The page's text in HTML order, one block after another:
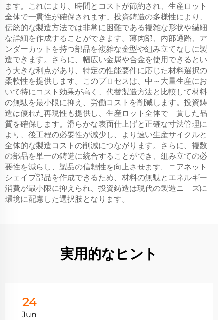
ます。これにより、時間とコストが節約され、生産ロット
全体で一貫性が確保されます。投資鋳造の多様性により、
伝統的な製造方法では非常に困難である複雑な形状や繊細
な詳細を作成することができます。薄肉部、内部通路、ア
ンダーカットを持つ部品を複雑な金型や組み立てなしに製
造できます。さらに、幅広い金属や合金を使用できるとい
う大きな利点があり、特定の性能要件に応じた材料選択の
柔軟性を提供します。このプロセスは、中～大量生産にお
いて特にコスト効果が高く、代替製造方法と比較して材料
の無駄を最小限に抑え、労働コストを削減します。投資鋳
造は優れた再現性も提供し、生産ロット全体で一貫した品
質を確保します。滑らかな表面仕上げと正確な寸法管理に
より、後工程の必要性が減少し、より速い生産サイクルと
全体的な製造コストの削減につながります。さらに、複数
の部品を単一の鋳造に統合することができ、組み立ての必
要性を減らし、製品の信頼性を向上させます。ニアネット
シェイプ部品を作成できるため、材料の無駄とエネルギー
消費が最小限に抑えられ、投資鋳造は現代の製造ニーズに
環境に配慮した選択肢となります。
実用的なヒント
24
Jun